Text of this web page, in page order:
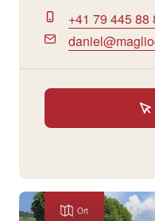
+41 79 445 88
Ort